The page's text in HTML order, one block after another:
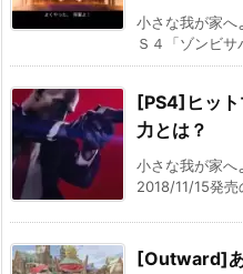
小さな我が家へ
Ｓ４「ゾンビ
[PS4]ヒッ
力とは？
小さな我が家へ
2018/11/15発
[Outward]